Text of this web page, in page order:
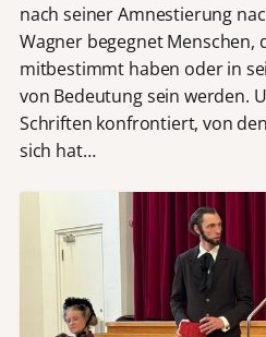
nach seiner Amnestierung
Wagner begegnet Menschen,
mitbestimmt haben oder in
von Bedeutung sein werden.
Schriften konfrontiert, von
sich hat…